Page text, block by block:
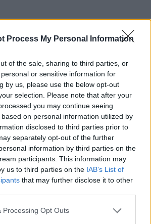
Process My Personal Information
of the sale, sharing to third parties, or
or sensitive information for
by us, please use the below opt-out
selection. Please note that after your
you may continue seeing
on personal information utilized by
disclosed to third parties prior to
separately opt-out of the further
information by third parties on the
participants. This information may
us to third parties on the IAB’s List of
that may further disclose it to other
website/app uses one or more Google
Processing Opt Outs